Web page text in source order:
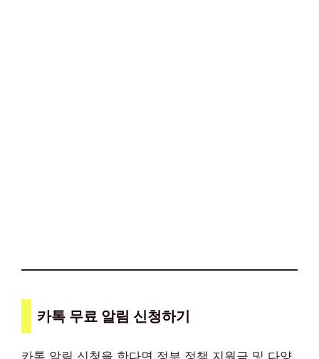
카톡 무료 알림 신청하기
카톡 알림 신청을 한다면 정부 정책 지원금 및 다양